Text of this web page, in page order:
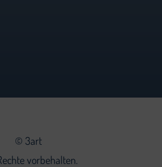
© 3art
vorbehalten.